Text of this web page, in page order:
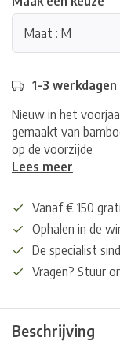
Maat : M
1-3 werkdagen
Nieuw in het
gemaakt van
op de voorzijde
Lees meer
Vanaf € 150
Ophalen in de
De specialist
Vragen? Stuur
Beschrijving